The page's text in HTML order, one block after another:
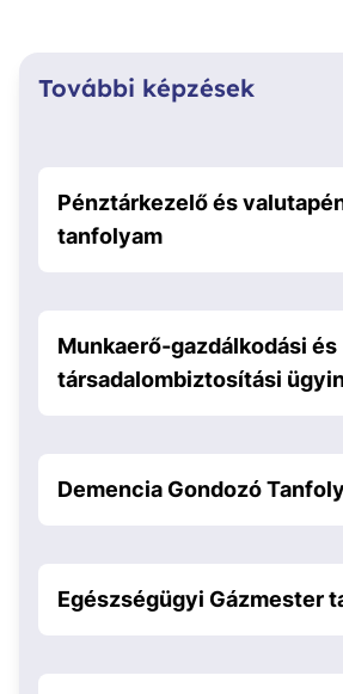
További képzések
Pénztárkezelő és
tanfolyam
Munkaerő-gazdálkodási és
társadalombiztosítási
Demencia Gondozó
Egészségügyi Gázmester